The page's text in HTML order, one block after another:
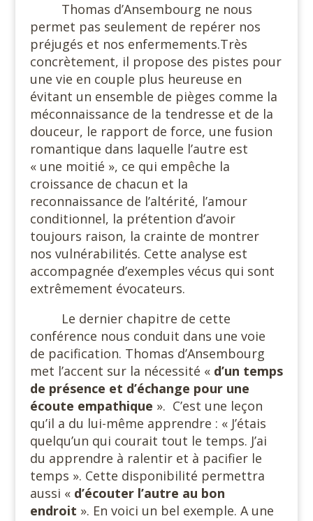
Thomas d’Ansembourg ne nous
permet pas seulement de repérer nos
préjugés et nos enfermements.Très
concrètement, il propose des pistes pour
une vie en couple plus heureuse en
évitant un ensemble de pièges comme la
méconnaissance de la tendresse et de la
douceur, le rapport de force, une fusion
romantique dans laquelle l’autre est
« une moitié », ce qui empêche la
croissance de chacun et la
reconnaissance de l’altérité, l’amour
conditionnel, la prétention d’avoir
toujours raison, la crainte de montrer
nos vulnérabilités. Cette analyse est
accompagnée d’exemples vécus qui sont
extrêmement évocateurs.
Le dernier chapitre de cette
conférence nous conduit dans une voie
de pacification. Thomas d’Ansembourg
met l’accent sur la nécessité « d’un temps
de présence et d’échange pour une
écoute empathique ». C’est une leçon
qu’il a du lui-même apprendre : « J’étais
quelqu’un qui courait tout le temps. J’ai
du apprendre à ralentir et à pacifier le
temps ». Cette disponibilité permettra
aussi « d’écouter l’autre au bon
endroit ». En voici un bel exemple. A une